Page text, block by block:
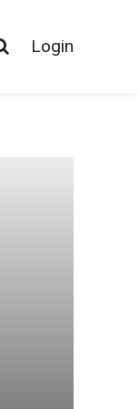
Login